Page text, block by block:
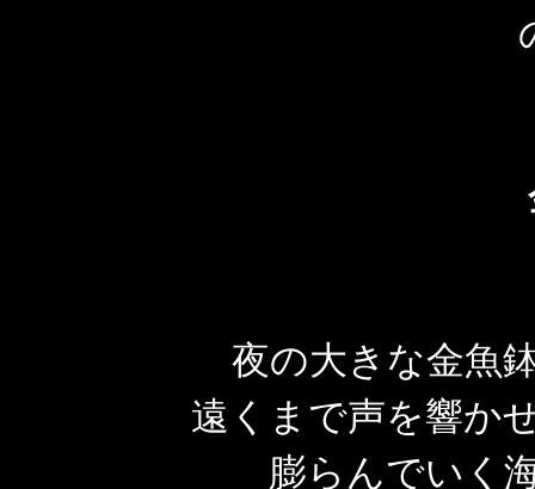
夜の大きな金魚
遠くまで声を響か
膨らんでいく